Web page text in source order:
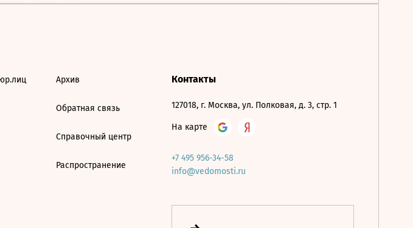
Архив
Обратная связь
Справочный центр
Распространение
Контакты
127018, г. Москва, ул. Полковая, д. 3, стр. 1
На карте
+7 495 956-34-58
info@vedomosti.ru